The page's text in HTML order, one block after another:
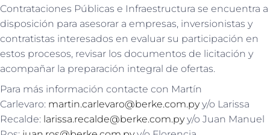
Contrataciones Públicas e Infraestructura se encuentra a
disposición para asesorar a empresas, inversionistas y
contratistas interesados en evaluar su participación en
estos procesos, revisar los documentos de licitación y
acompañar la preparación integral de ofertas.
Para más información contacte con Martín
Carlevaro: martin.carlevaro@berke.com.pyy/o Larissa
Recalde: larissa.recalde@berke.com.pyy/o Juan Manuel